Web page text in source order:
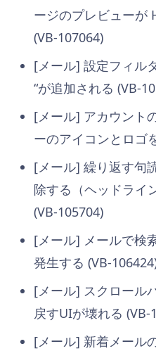
ージのプレビューが
(VB-107064)
[メール] 設定フィル
“が追加される (VB-
[メール] アカウント
ーのアイコンとロゴ
[メール] 繰り返す句
除する（ヘッドライ
(VB-105704)
[メール] メールで検
発生する (VB-
[メール] スクロール
戻すUIが壊れる (VB-
[メール] 新着メール